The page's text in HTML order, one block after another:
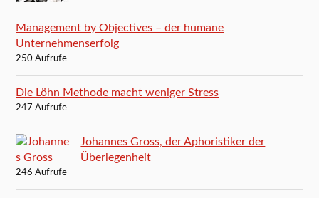
Management by Objectives – der humane
Unternehmenserfolg
250 Aufrufe
Die Löhn Methode macht weniger Stress
247 Aufrufe
Johannes Gross, der Aphoristiker der
Überlegenheit
246 Aufrufe